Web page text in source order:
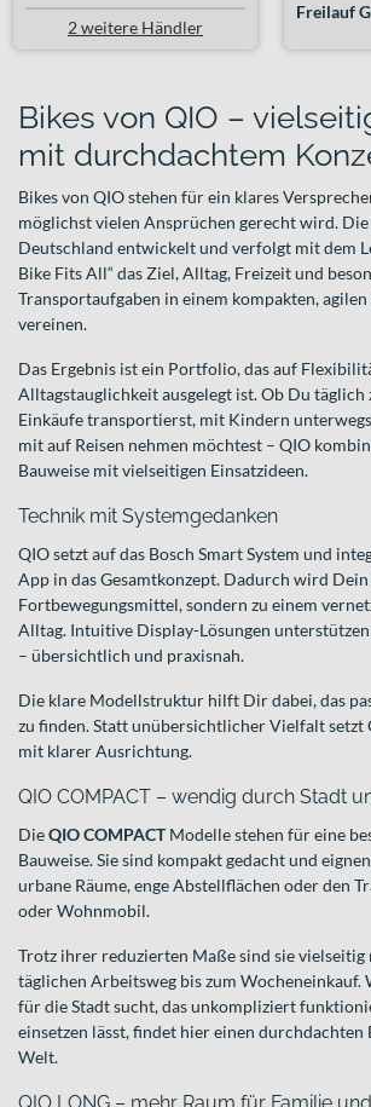
2 weitere Händler
Freilauf
Bikes von QIO –
mit durchdachtem
Bikes von QIO stehen für ein klares
möglichst vielen Ansprüchen gerecht wird.
Deutschland entwickelt und verfolgt mit dem
Bike Fits All“ das Ziel, Alltag, Freizeit und
Transportaufgaben in einem kompakten, agilen
vereinen.
Das Ergebnis ist ein Portfolio, das auf
Alltagstauglichkeit ausgelegt ist. Ob Du
Einkäufe transportierst, mit Kindern
mit auf Reisen nehmen möchtest – QIO
Bauweise mit vielseitigen Einsatzideen.
Technik mit Systemgedanken
QIO setzt auf das Bosch Smart System und
App in das Gesamtkonzept. Dadurch wird
Fortbewegungsmittel, sondern zu einem
Alltag. Intuitive Display-Lösungen
– übersichtlich und praxisnah.
Die klare Modellstruktur hilft Dir dabei, das
zu finden. Statt unübersichtlicher Vielfalt setzt
mit klarer Ausrichtung.
QIO COMPACT – wendig durch Stadt
DieQIO COMPACTModelle stehen für eine
Bauweise. Sie sind kompakt gedacht und
urbane Räume, enge Abstellflächen oder den
oder Wohnmobil.
Trotz ihrer reduzierten Maße sind sie vielseitig
täglichen Arbeitsweg bis zum Wocheneinkauf.
für die Stadt sucht, das unkompliziert
einsetzen lässt, findet hier einen durchdachten
Welt.